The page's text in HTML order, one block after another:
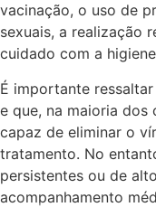
vacinação, o uso de
sexuais, a realização
cuidado com a
É importante
e que, na maioria dos
capaz de eliminar o
tratamento. No
persistentes ou de
acompanhamento